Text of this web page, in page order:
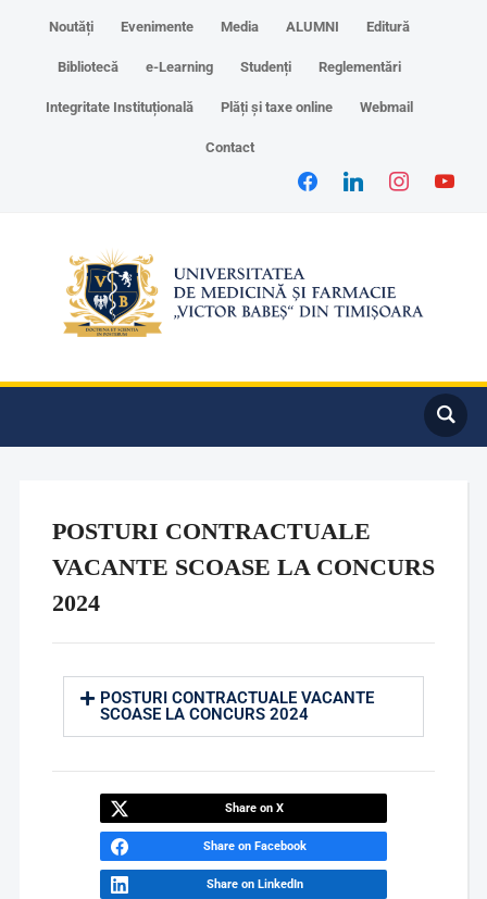
Noutăți Evenimente Media ALUMNI Editură
Bibliotecă e-Learning Studenți Reglementări
Integritate Instituțională Plăți și taxe online Webmail
Contact
POSTURI CONTRACTUALE
VACANTE SCOASE LA CONCURS
2024
POSTURI CONTRACTUALE VACANTE
SCOASE LA CONCURS 2024
Share on X
Share on Facebook
Share on LinkedIn